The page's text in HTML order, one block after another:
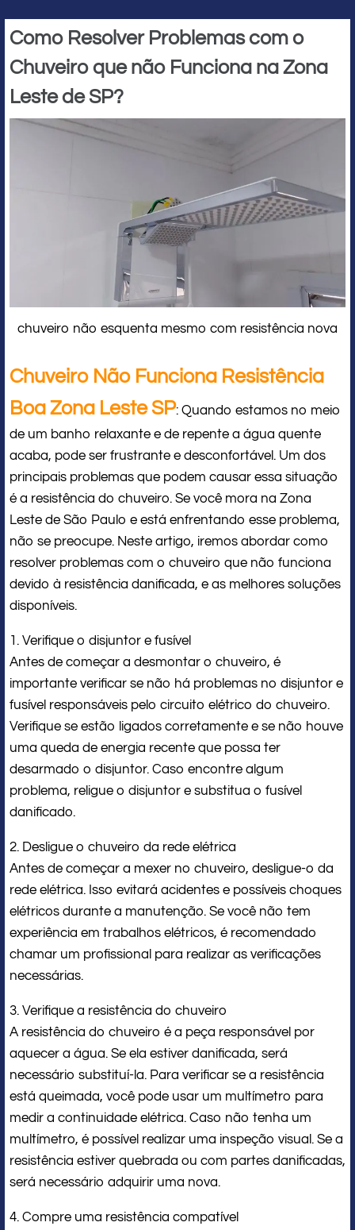
Como Resolver Problemas com o
Chuveiro que não Funciona na Zona
Leste de SP?
chuveiro não esquenta mesmo com resistência nova
Chuveiro Não Funciona Resistência
Boa Zona Leste SP: Quando estamos no meio
de um banho relaxante e de repente a água quente
acaba, pode ser frustrante e desconfortável. Um dos
principais problemas que podem causar essa situação
é a resistência do chuveiro. Se você mora na Zona
Leste de São Paulo e está enfrentando esse problema,
não se preocupe. Neste artigo, iremos abordar como
resolver problemas com o chuveiro que não funciona
devido à resistência danificada, e as melhores soluções
disponíveis.
1. Verifique o disjuntor e fusível
Antes de começar a desmontar o chuveiro, é
importante verificar se não há problemas no disjuntor e
fusível responsáveis pelo circuito elétrico do chuveiro.
Verifique se estão ligados corretamente e se não houve
uma queda de energia recente que possa ter
desarmado o disjuntor. Caso encontre algum
problema, religue o disjuntor e substitua o fusível
danificado.
2. Desligue o chuveiro da rede elétrica
Antes de começar a mexer no chuveiro, desligue-o da
rede elétrica. Isso evitará acidentes e possíveis choques
elétricos durante a manutenção. Se você não tem
experiência em trabalhos elétricos, é recomendado
chamar um profissional para realizar as verificações
necessárias.
3. Verifique a resistência do chuveiro
A resistência do chuveiro é a peça responsável por
aquecer a água. Se ela estiver danificada, será
necessário substituí-la. Para verificar se a resistência
está queimada, você pode usar um multímetro para
medir a continuidade elétrica. Caso não tenha um
multímetro, é possível realizar uma inspeção visual. Se a
resistência estiver quebrada ou com partes danificadas,
será necessário adquirir uma nova.
4. Compre uma resistência compatível